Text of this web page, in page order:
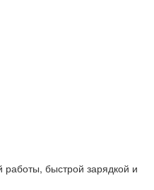
быстрой зарядкой и